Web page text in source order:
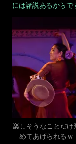
には諸説あるからで
楽しそうなことだけ
めてあげられるｗ